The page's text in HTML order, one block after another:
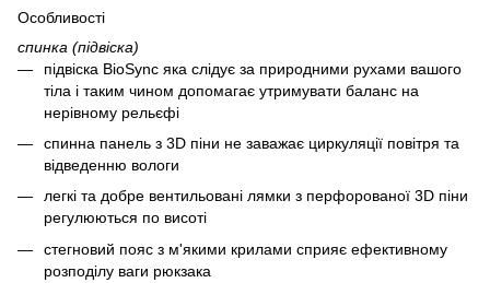
Особливості
спинка (підвіска)
підвіска BioSync яка слідує за природними рухами вашого
тіла і таким чином допомагає утримувати баланс на
нерівному рельєфі
спинна панель з 3D піни не заважає циркуляції повітря та
відведенню вологи
легкі та добре вентильовані лямки з перфорованої 3D піни
регулюються по висоті
стегновий пояс з м'якими крилами сприяє ефективному
розподілу ваги рюкзака